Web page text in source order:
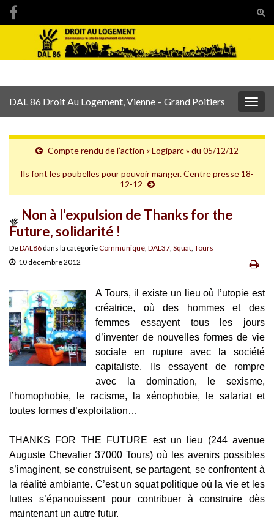
Search for:
DAL 86 Droit Au Logement, Vienne – Grand Poitiers
Compte rendu de l’action « Logiparc » du 05/12/12
Ils font les poubelles pour pouvoir manger. Centre presse 18-
12-12
Non à l’expulsion de Thanks for the
Future, solidarité !
DeDAL86 dans la catégorieCommuniqué, DAL37, Squat, Tours
10 décembre 2012
A Tours, il existe un lieu où l’utopie est
créatrice, où des hommes et des
femmes essayent tous les jours
d’inventer de nouvelles formes de vie
sociale en rupture avec la société
capitaliste. Ils essayent de rompre
avec la domination, le sexisme,
l’homophobie, le racisme, la xénophobie, le salariat et
toutes formes d’exploitation…
THANKS FOR THE FUTURE est un lieu (244 avenue
Auguste Chevalier 37000 Tours) où les avenirs possibles
s’imaginent, se construisent, se partagent, se confrontent à
la réalité ambiante. C’est un squat politique où la vie et les
luttes s’épanouissent pour contribuer à construire dès
maintenant un autre futur.